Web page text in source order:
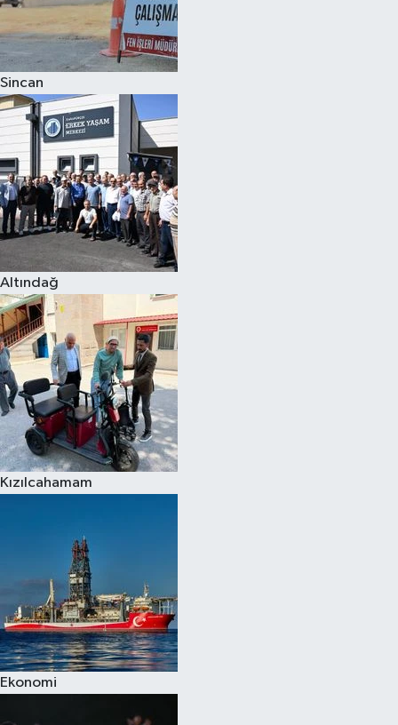
Sincan
Altındağ
Kızılcahamam
Ekonomi